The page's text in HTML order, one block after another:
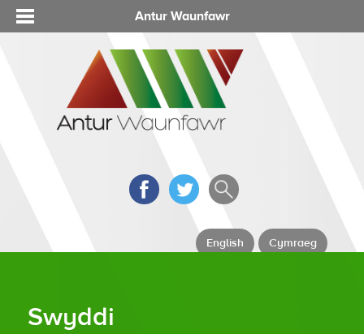
Antur Waunfawr
English Cymraeg
Swyddi